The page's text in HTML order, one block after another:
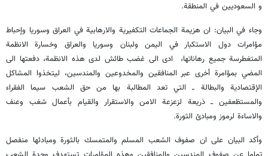
و السعوديين في المنطقة.
وجاء في البيان: ان هزيمة الجماعات التكفيرية والارهابية في العراق وسوريا وإحباط
مؤامرات دول الاستكبار في اليمن ولبنان وسوريا والعراق وخسارة الانظمة
المتغطرسة جميع رهاناتها، ادى الى غضب طائش لدى هذه الانظمة، دفعتها الى
المضي بمؤامرة أخرى عبر المنافقين والمخدوعين والمندسين، ليتخذوا المشاكل
الإقتصادية والبطالة ــ التي تعد المطالبة بها من حق الشعب سيما الفقراء
والمستظعفين ــ ذريعة لزعزعة الامن والاستقرار والقيام بأعمال شغب وعنف
والاساءة لرموز ومبادئ الثورة.
وأكد البيان على ان صفوف الشعب المسلم والمتمسك بالثورة ومبادئها منفصل